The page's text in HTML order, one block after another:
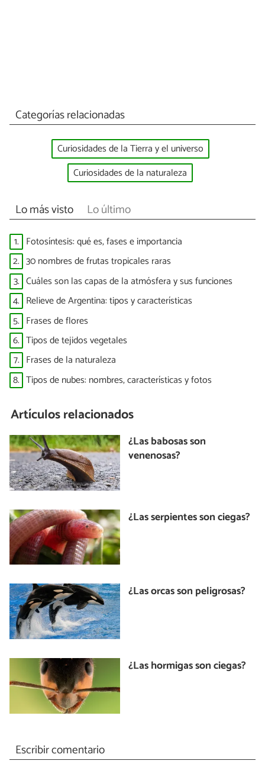
Categorías relacionadas
Curiosidades de la Tierra y el universo
Curiosidades de la naturaleza
Lo más visto Lo último
1. Fotosíntesis: qué es, fases e importancia
2. 30 nombres de frutas tropicales raras
3. Cuáles son las capas de la atmósfera y sus funciones
4. Relieve de Argentina: tipos y características
5. Frases de flores
6. Tipos de tejidos vegetales
7. Frases de la naturaleza
8. Tipos de nubes: nombres, características y fotos
Artículos relacionados
¿Las babosas son
venenosas?
¿Las serpientes son ciegas?
¿Las orcas son peligrosas?
¿Las hormigas son ciegas?
Escribir comentario